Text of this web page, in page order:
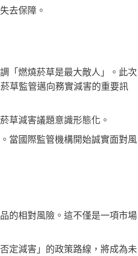
去保障。
「燃燒菸草是最大敵人」。此次
草監管邁向務實減害的重要訊
草減害議題意識形態化。
當國際監管機構開始誠實面對風
的相對風險。這不僅是一項市場
定減害」的政策路線，將成為未